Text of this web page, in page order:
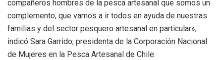
compañeros hombres de la pesca artesanal que somos un
complemento, que vamos a ir todos en ayuda de nuestras
familias y del sector pesquero artesanal en particular»,
indicó Sara Garrido, presidenta de la Corporación Nacional
de Mujeres en la Pesca Artesanal de Chile.